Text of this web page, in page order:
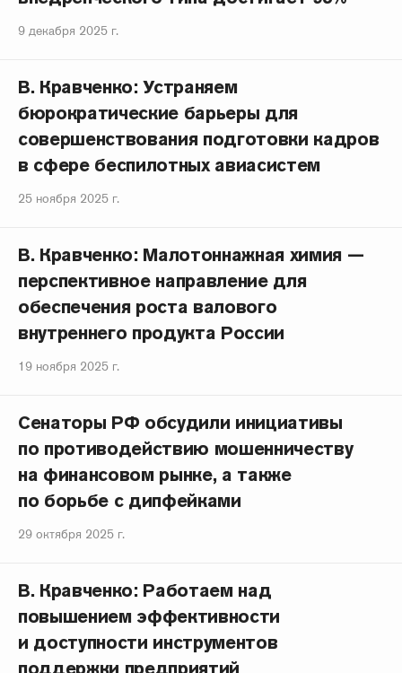
9 декабря 2025 г.
В. Кравченко: Устраняем
бюрократические барьеры для
совершенствования подготовки кадров
в сфере беспилотных авиасистем
25 ноября 2025 г.
В. Кравченко: Малотоннажная химия —
перспективное направление для
обеспечения роста валового
внутреннего продукта России
19 ноября 2025 г.
Сенаторы РФ обсудили инициативы
по противодействию мошенничеству
на финансовом рынке, а также
по борьбе с дипфейками
29 октября 2025 г.
В. Кравченко: Работаем над
повышением эффективности
и доступности инструментов